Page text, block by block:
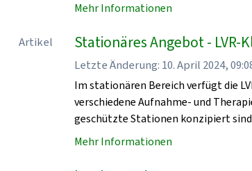
Mehr Informationen
Artikel Stationäres Angebot - LVR-
Letzte Änderung: 10. April 2024,
Im stationären Bereich verfügt die
verschiedene Aufnahme- und
geschützte Stationen konzipiert
Mehr Informationen